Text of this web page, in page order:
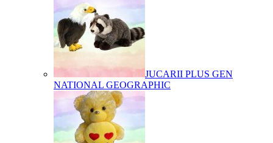
JUCARII PLUS GEN
NATIONAL GEOGRAPHIC